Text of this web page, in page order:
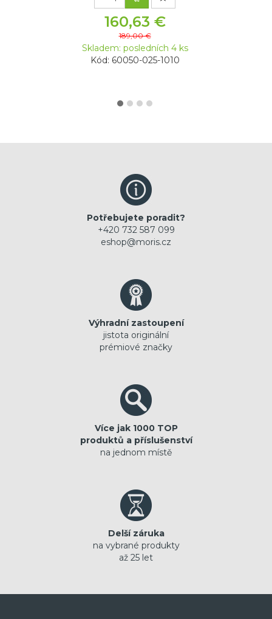
160,63 €
189,00 €
Skladem: posledních 4 ks
Kód: 60050-025-1010
Potřebujete poradit?
+420 732 587 099
eshop@moris.cz
Výhradní zastoupení
jistota originální
prémiové značky
Více jak 1000 TOP
produktů a příslušenství
na jednom místě
Delší záruka
na vybrané produkty
až 25 let